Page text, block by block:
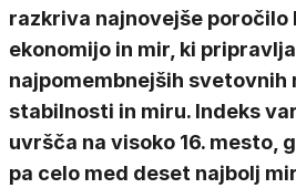
razkriva najnovejše poročilo
ekonomijo in mir, ki
najpomembnejših svetovnih
stabilnosti in miru. Indeks
uvršča na visoko 16. mesto,
pa celo med deset najbolj